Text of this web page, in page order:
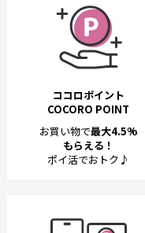
ココロポイント
COCORO POINT
お買い物で最大4.5%
もらえる！
ポイ活でおトク♪